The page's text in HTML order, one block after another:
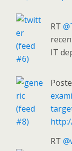
RT
IT
RT